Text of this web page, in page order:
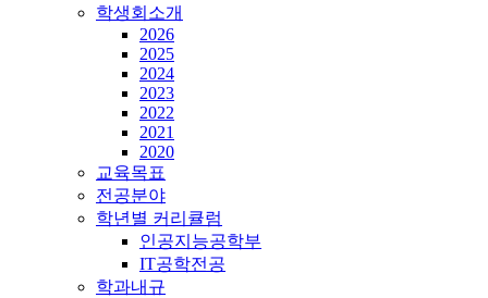
학생회소개
2026
2025
2024
2023
2022
2021
2020
교육목표
전공분야
학년별 커리큘럼
인공지능공학부
IT공학전공
학과내규